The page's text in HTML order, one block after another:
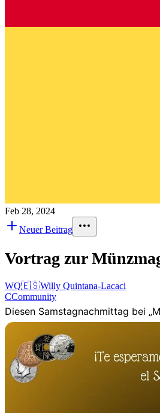
Feb 28, 2024
Neuer Beitrag
Vortrag zur
WQ🇪🇸Willy Quintana-Lacaci
CCommunity
Diesen Samstagnachmittag bei